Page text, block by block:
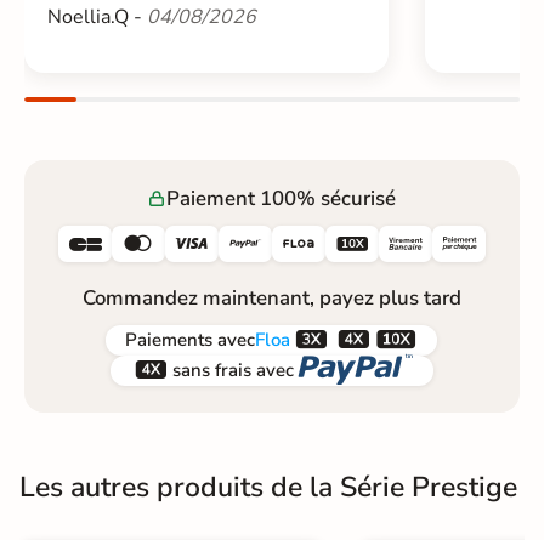
Noellia.Q - 04/08/2026
Paiement 100% sécurisé
     
Commandez maintenant, payez plus tard
Paiements avecFloa  
 sans frais avec 
Les autres produits de la Série Prestige